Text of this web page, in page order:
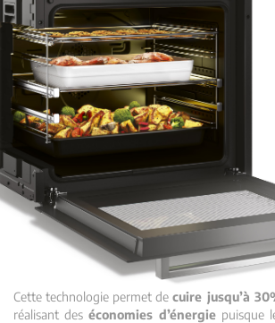
Cette technologie permet decuire jusqu’à
réalisant des économies d’énergie puisque